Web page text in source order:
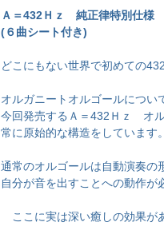
Ａ＝432Ｈｚ 純正律特別仕
(６曲シート付き)
どこにもない世界で初めての
オルガニートオルゴールについ
今回発売するＡ＝432Ｈｚ オ
常に原始的な構造をしています。
通常のオルゴールは自動演奏の
自分が音を出すことへの動作が
ここに実は深い癒しの効果が